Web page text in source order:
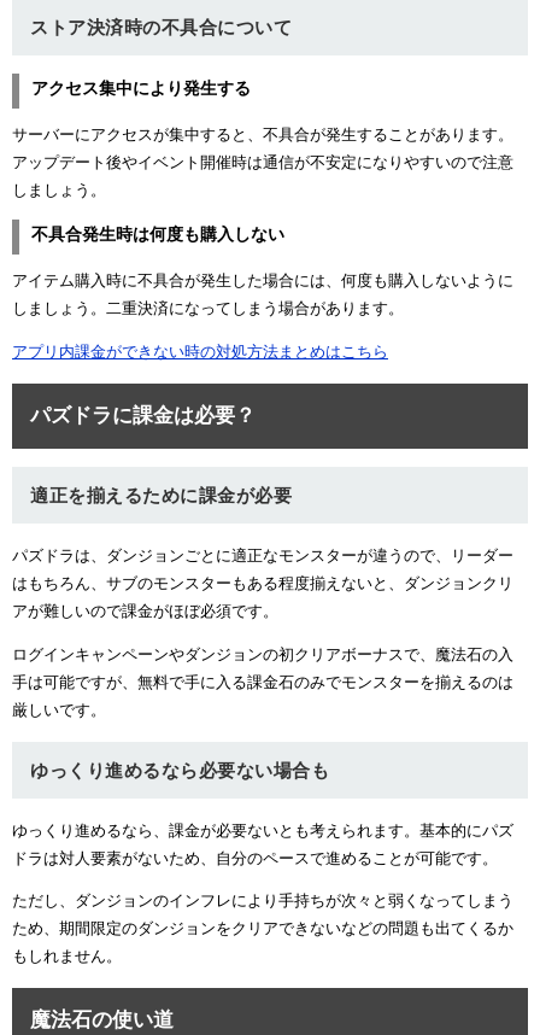
ストア決済時の不具合について
アクセス集中により発生する
サーバーにアクセスが集中すると、不具合が発生することがあります。
アップデート後やイベント開催時は通信が不安定になりやすいので注意
しましょう。
不具合発生時は何度も購入しない
アイテム購入時に不具合が発生した場合には、何度も購入しないように
しましょう。二重決済になってしまう場合があります。
アプリ内課金ができない時の対処方法まとめはこちら
パズドラに課金は必要？
適正を揃えるために課金が必要
パズドラは、ダンジョンごとに適正なモンスターが違うので、リーダー
はもちろん、サブのモンスターもある程度揃えないと、ダンジョンクリ
アが難しいので課金がほぼ必須です。
ログインキャンペーンやダンジョンの初クリアボーナスで、魔法石の入
手は可能ですが、無料で手に入る課金石のみでモンスターを揃えるのは
厳しいです。
ゆっくり進めるなら必要ない場合も
ゆっくり進めるなら、課金が必要ないとも考えられます。基本的にパズ
ドラは対人要素がないため、自分のペースで進めることが可能です。
ただし、ダンジョンのインフレにより手持ちが次々と弱くなってしまう
ため、期間限定のダンジョンをクリアできないなどの問題も出てくるか
もしれません。
魔法石の使い道